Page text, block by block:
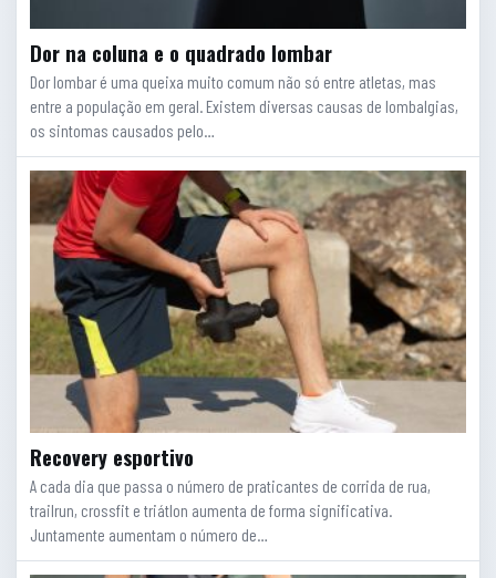
Dor na coluna e o quadrado lombar
Dor lombar é uma queixa muito comum não só entre atletas, mas
entre a população em geral. Existem diversas causas de lombalgias,
os sintomas causados pelo…
Recovery esportivo
A cada dia que passa o número de praticantes de corrida de rua,
trailrun, crossfit e triátlon aumenta de forma significativa.
Juntamente aumentam o número de…